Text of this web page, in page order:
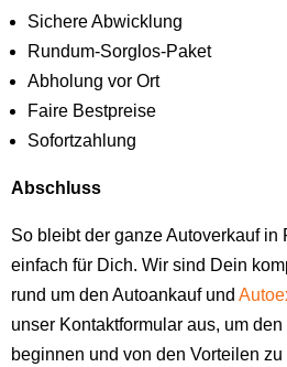
Sichere Abwicklung
Rundum-Sorglos-Paket
Abholung vor Ort
Faire Bestpreise
Sofortzahlung
Abschluss
So bleibt der ganze Autoverkauf in
einfach für Dich. Wir sind Dein
rund um den Autoankauf und
unser Kontaktformular aus, um
beginnen und von den Vorteilen